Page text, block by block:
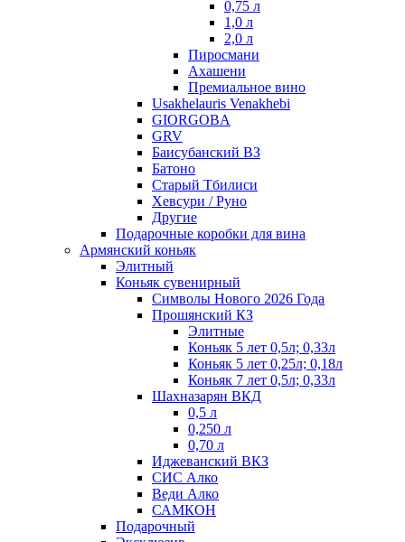
0,75 л
1,0 л
2,0 л
Пиросмани
Ахашени
Премиальное вино
Usakhelauris Venakhebi
GIORGOBA
GRV
Баисубанский ВЗ
Батоно
Старый Тбилиси
Хевсури / Руно
Другие
Подарочные коробки для вина
Армянский коньяк
Элитный
Коньяк сувенирный
Символы Нового 2026 Года
Прошянский КЗ
Элитные
Коньяк 5 лет 0,5л; 0,33л
Коньяк 5 лет 0,25л; 0,18л
Коньяк 7 лет 0,5л; 0,33л
Шахназарян ВКД
0,5 л
0,250 л
0,70 л
Иджеванский ВКЗ
СИС Алко
Веди Алко
САМКОН
Подарочный